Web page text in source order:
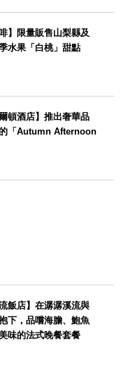
】限量販售山梨縣及
水果「白桃」甜點
頓酒店】推出奢華品
「Autumn Afternoon
飯店】在潺潺溪流與
下，品嚐海膽、鮑魚
味的法式晚餐套餐